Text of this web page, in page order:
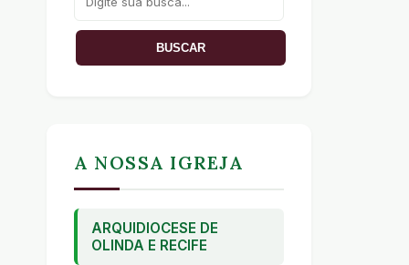
A NOSSA IGREJA
ARQUIDIOCESE DE
OLINDA E RECIFE